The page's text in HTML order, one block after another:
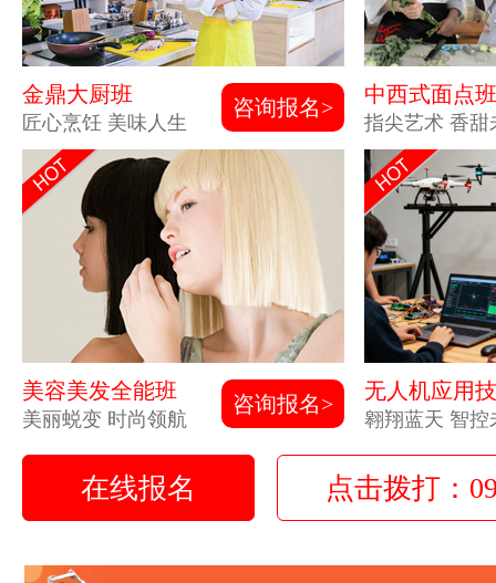
金鼎大厨班
匠心烹饪 美味人生
咨询报名>
中西式面点班
指尖艺术 香甜
美容美发全能班
美丽蜕变 时尚领航
咨询报名>
无人机应用
翱翔蓝天 智控
在线报名 点击拨打：